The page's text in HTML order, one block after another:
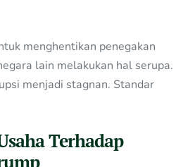
menghentikan penegakan
lain melakukan hal serupa.
menjadi stagnan. Standar
Terhadap